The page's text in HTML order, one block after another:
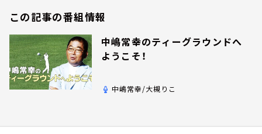
この記事の番組情報
中嶋常幸のティーグラウンドへ
ようこそ！
中嶋常幸/大槻りこ